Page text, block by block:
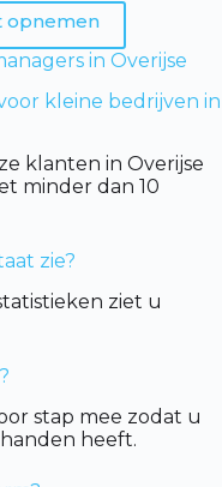
opnemen
in Overijse
kleine bedrijven in
klanten in Overijse
minder dan 10
zie?
ziet u
stap mee zodat u
heeft.